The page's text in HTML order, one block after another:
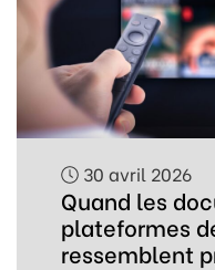
30 avril 2026
Quand les
plateformes
ressemblent